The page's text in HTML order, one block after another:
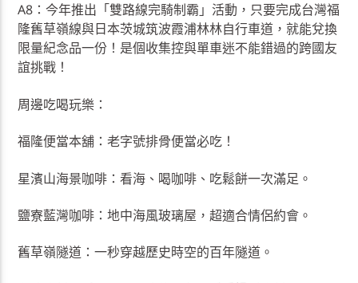
A8：今年推出「雙路線完騎制霸」活動，只要完成台灣福
隆舊草嶺線與日本茨城筑波霞浦林林自行車道，就能兌換
限量紀念品一份！是個收集控與單車迷不能錯過的跨國友
誼挑戰！
周邊吃喝玩樂：
福隆便當本舖：老字號排骨便當必吃！
星濱山海景咖啡：看海、喝咖啡、吃鬆餅一次滿足。
鹽寮藍灣咖啡：地中海風玻璃屋，超適合情侶約會。
舊草嶺隧道：一秒穿越歷史時空的百年隧道。